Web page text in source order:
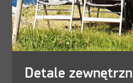
Detale